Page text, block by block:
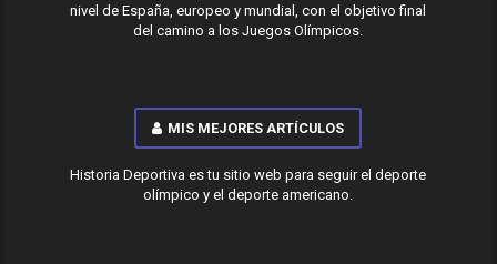
nivel de España, europeo y mundial, con el objetivo final
del camino a los Juegos Olímpicos.
MIS MEJORES ARTÍCULOS
Historia Deportiva es tu sitio web para seguir el deporte
olímpico y el deporte americano.